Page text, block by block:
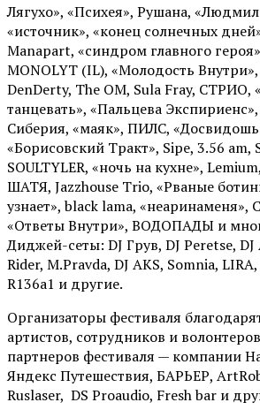
Лягухо», «Психея», Рушана,
«источник», «конец солнечных
Manapart, «синдром главного
MONOLYT (IL), «Молодость Внутри»,
DenDerty, The OM, Sula Fray, СТРИО,
танцевать», «Пальцева
Сиберия, «маяк», ПИЛС,
«Борисовский Тракт», Sipe, 3.56 am,
SOULTYLER, «ночь на кухне»,
ШАТЯ, Jazzhouse Trio, «Рваные
узнает», black lama,
«Ответы Внутри», ВОДОПАДЫ и
Диджей-сеты: DJ Грув, DJ Peretse,
Rider, М.Pravda, DJ AKS, Somnia, LIRA,
R136a1 и другие.
Организаторы фестиваля
артистов, сотрудников и
партнеров фестиваля — компании
Яндекс Путешествия, БАРЬЕР,
Ruslaser, DS Proaudio, Fresh bar и